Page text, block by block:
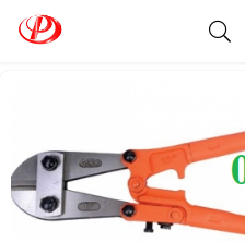
Kìm Cứu Hỏa